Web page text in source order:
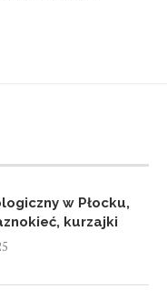
w Płocku,
kurzajki